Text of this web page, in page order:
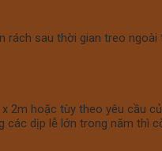
sau thời gian treo
2m hoặc tùy theo yêu cầu
các dịp lễ lớn trong năm thì